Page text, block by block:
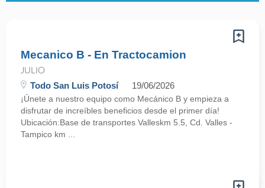
Mecanico B - En Tractocamion
JULIO
Todo San Luis Potosí 19/06/2026
¡Únete a nuestro equipo como Mecánico B y empieza a
disfrutar de increíbles beneficios desde el primer día!
Ubicación:Base de transportes Valleskm 5.5, Cd. Valles -
Tampico km ...